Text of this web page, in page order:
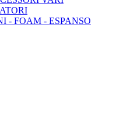
- FOAM - ESPANSO